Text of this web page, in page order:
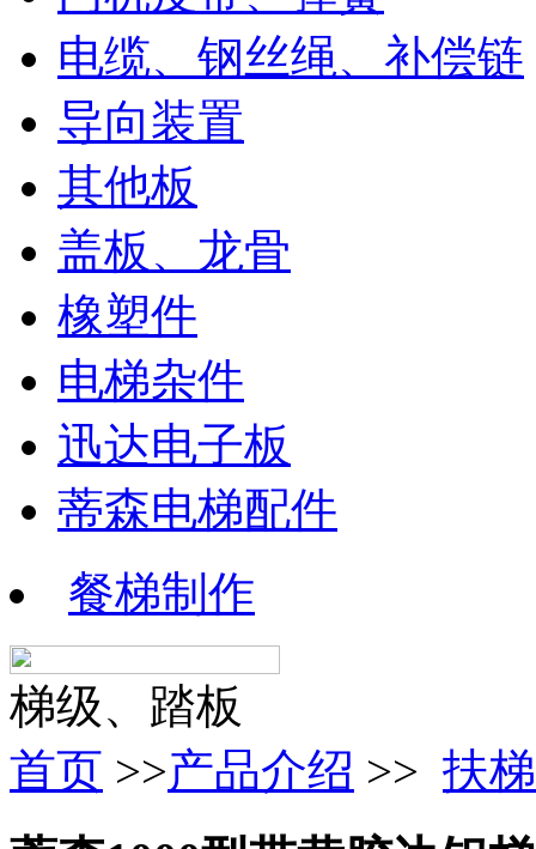
电缆、钢丝绳、补偿链
导向装置
其他板
盖板、龙骨
橡塑件
电梯杂件
迅达电子板
蒂森电梯配件
餐梯制作
梯级、踏板
首页 >>产品介绍 >> 扶